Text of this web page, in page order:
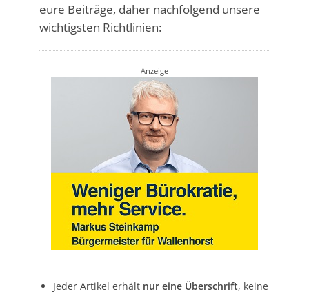
eure Beiträge, daher nachfolgend unsere
wichtigsten Richtlinien:
Anzeige
Jeder Artikel erhält nur eine Überschrift, keine